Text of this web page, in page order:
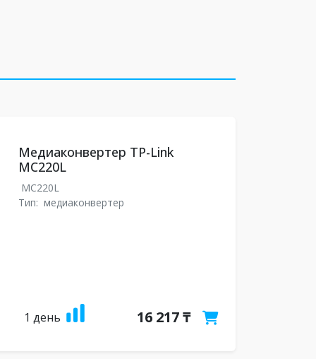
Медиаконвертер TP-Link
MC220L
MC220L
Тип: медиаконвертер
1 день 16 217 ₸